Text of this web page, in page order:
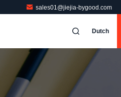
sales01@jiejia-bygood.com
Dutch